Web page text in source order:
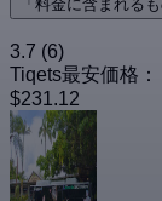
「料金に含まれる
3.7 (6)
Tiqets最安価格：
$231.12